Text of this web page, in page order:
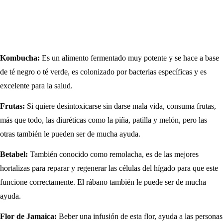
Kombucha: Es un alimento fermentado muy potente y se hace a base
de té negro o té verde, es colonizado por bacterias específicas y es
excelente para la salud.
Frutas: Si quiere desintoxicarse sin darse mala vida, consuma frutas,
más que todo, las diuréticas como la piña, patilla y melón, pero las
otras también le pueden ser de mucha ayuda.
Betabel: También conocido como remolacha, es de las mejores
hortalizas para reparar y regenerar las células del hígado para que este
funcione correctamente. El rábano también le puede ser de mucha
ayuda.
Flor de Jamaica: Beber una infusión de esta flor, ayuda a las personas